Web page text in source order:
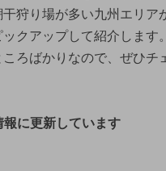
狩り場が多い九州エリア
クアップして紹介します
ろばかりなので、ぜひチ
に更新しています